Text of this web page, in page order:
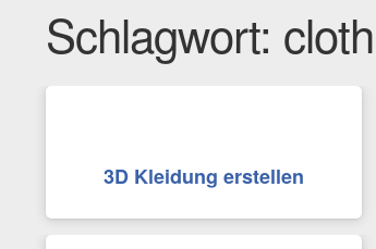
Schlagwort:
3D Kleidung erstellen